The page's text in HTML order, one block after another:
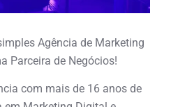
Agência de Marketing
Parceira de Negócios!
com mais de 16 anos de